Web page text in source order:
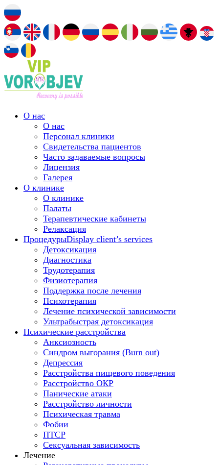
О нас
О нас
Персонал клиники
Свидетельства пациентов
Часто задаваемые вопросы
Лицензия
Галерея
О клинике
О клинике
Палаты
Терапевтические кабинеты
Релаксация
ПроцедурыDisplay client’s services
Детоксикация
Диагностика
Трудотерапия
Физиотерапия
Поддержка после лечения
Психотерапия
Лечение психической зависимости
Ультрабыстрая детоксикация
Психические расстройства
Анксиозность
Синдром выгорания (Burn out)
Депрессия
Расстройства пищевого поведения
Расстройство ОКР
Панические атаки
Расстройство личности
Психическая травма
Фобии
ПТСР
Сексуальная зависимость
Лечение